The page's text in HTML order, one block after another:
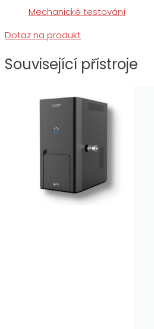
Mechanické testování
Dotaz na produkt
Související přístroje